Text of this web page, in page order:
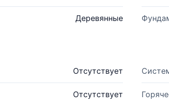
Деревянные
Отсутствует
Отсутствует